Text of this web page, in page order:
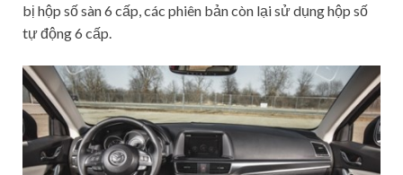
bị hộp số sàn 6 cấp, các phiên bản còn lại sử dụng hộp số
tự động 6 cấp.